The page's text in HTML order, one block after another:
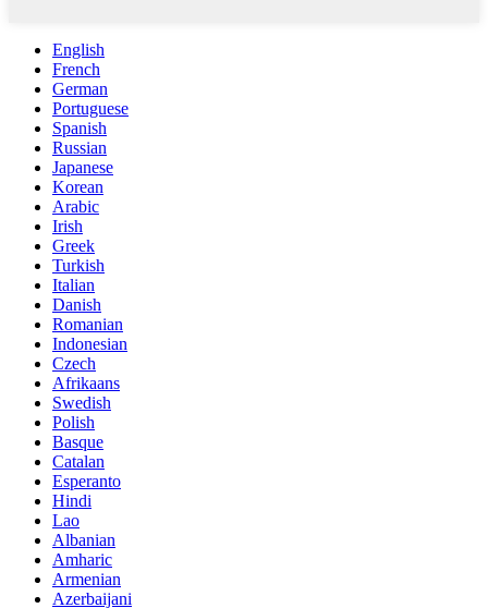
English
French
German
Portuguese
Spanish
Russian
Japanese
Korean
Arabic
Irish
Greek
Turkish
Italian
Danish
Romanian
Indonesian
Czech
Afrikaans
Swedish
Polish
Basque
Catalan
Esperanto
Hindi
Lao
Albanian
Amharic
Armenian
Azerbaijani